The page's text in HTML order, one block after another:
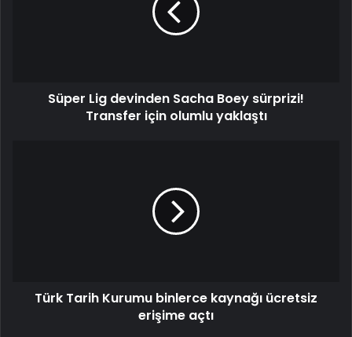
Süper Lig devinden Sacha Boey sürprizi!
Transfer için olumlu yaklaştı
Türk Tarih Kurumu binlerce kaynağı ücretsiz
erişime açtı